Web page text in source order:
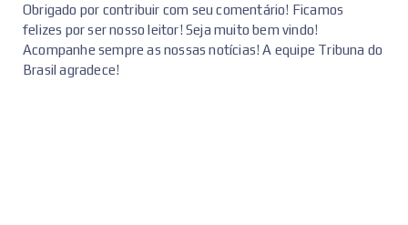
Obrigado por contribuir com seu comentário! Ficamos
felizes por ser nosso leitor! Seja muito bem vindo!
Acompanhe sempre as nossas notícias! A equipe Tribuna do
Brasil agradece!